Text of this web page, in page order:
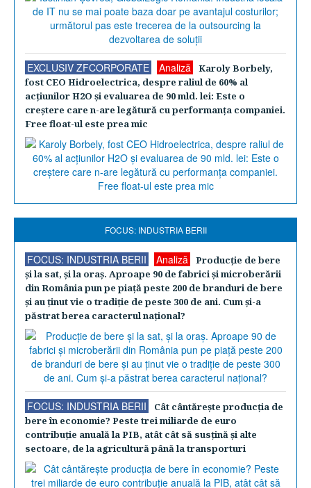
EXCLUSIV ZFCORPORATE Analiză
Karoly Borbely,
fost CEO Hidroelectrica, despre raliul de 60% al
acţiunilor H2O şi evaluarea de 90 mld. lei: Este o
creştere care n-are legătură cu performanţa companiei.
Free float-ul este prea mic
FOCUS: INDUSTRIA BERII
FOCUS: INDUSTRIA BERII Analiză
Producţie de bere
şi la sat, şi la oraş. Aproape 90 de fabrici şi microberării
din România pun pe piaţă peste 200 de branduri de bere
şi au ţinut vie o tradiţie de peste 300 de ani. Cum şi-a
păstrat berea caracterul naţional?
FOCUS: INDUSTRIA BERII
Cât cântăreşte producţia de
bere în economie? Peste trei miliarde de euro
contribuţie anuală la PIB, atât cât să susţină şi alte
sectoare, de la agricultură până la transporturi